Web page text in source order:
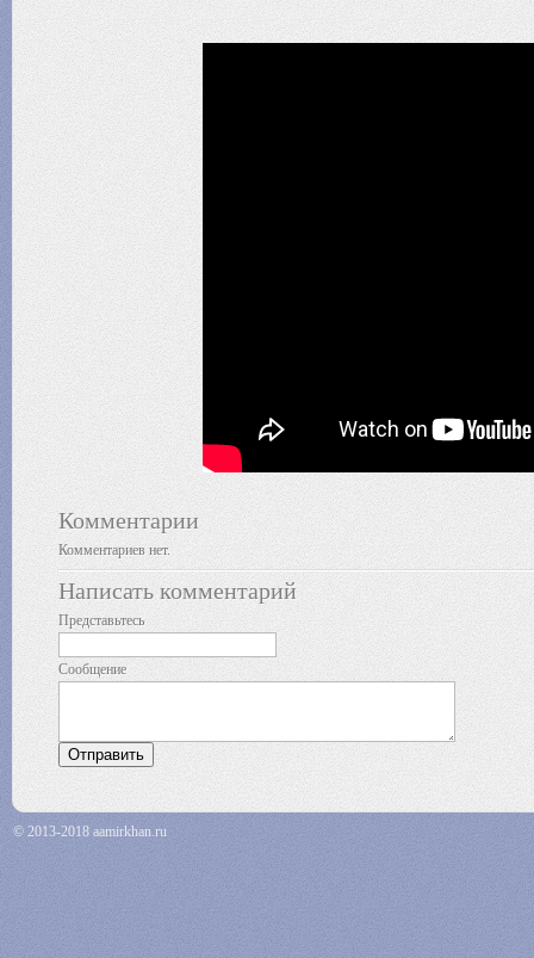
Комментарии
Комментариев нет.
Написать комментарий
Представьтесь
Сообщение
© 2013-2018 aamirkhan.ru